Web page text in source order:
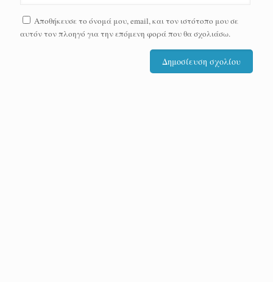
Αποθήκευσε το όνομά μου, email, και τον ιστότοπο μου σε
αυτόν τον πλοηγό για την επόμενη φορά που θα σχολιάσω.